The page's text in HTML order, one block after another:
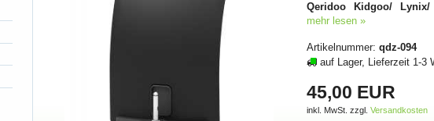
Qeridoo Kidgoo/ Lynix/
mehr lesen »
Artikelnummer:qdz-094
auf Lager, Lieferzeit 1-3
45,00 EUR
inkl. MwSt. zzgl.Versandkosten